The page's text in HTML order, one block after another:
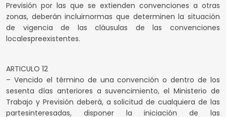
Previsión por las que se extienden convenciones a otras
zonas, deberán incluirnormas que determinen la situación
de vigencia de las cláusulas de las convenciones
localespreexistentes.
ARTICULO 12
– Vencido el término de una convención o dentro de los
sesenta días anteriores a suvencimiento, el Ministerio de
Trabajo y Previsión deberá, a solicitud de cualquiera de las
partesinteresadas, disponer la iniciación de las